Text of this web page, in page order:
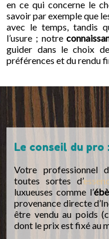
en ce qui concerne le
savoir par exemple que
avec le temps, tandis
l’usure ; notre
guider dans le choix
préférences et du rendu
Le conseil du pro
Votre professionnel
toutes sortes d’
luxueuses comme l’
provenance directe
être vendu au poids
dont le prix est fixé au